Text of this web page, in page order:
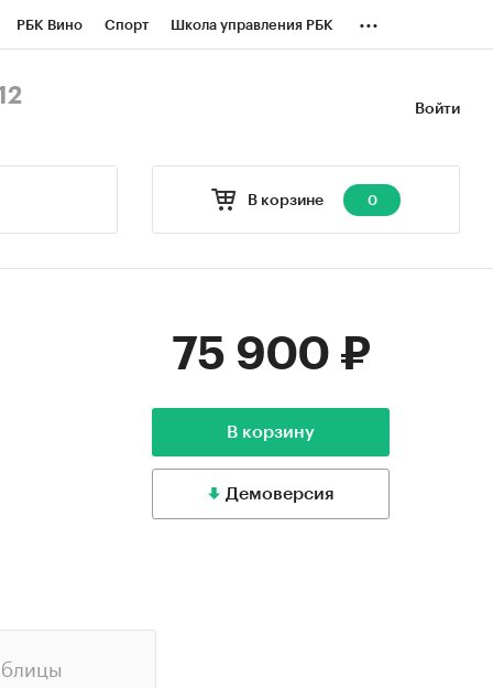
РБК Вино Спорт Школа управления РБК ...
Войти
В корзине 0
75 900 ₽
В корзину
Демоверсия